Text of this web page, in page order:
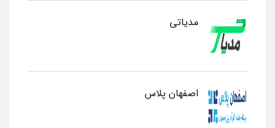
مدیاتی
اصفهان پلاس